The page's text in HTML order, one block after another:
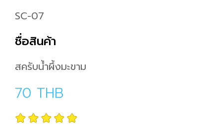
SC-07
ชื่อสินค้า
สครับน้ำผึ้งมะขาม
70 THB